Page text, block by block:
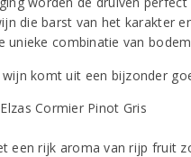
die barst van het karakter
unieke combinatie van
komt uit een bijzonder
een rijk aroma van rijp fruit